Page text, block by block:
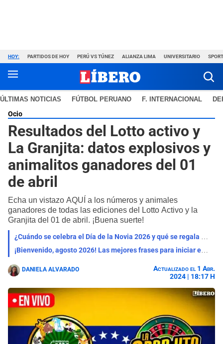
HOY: PARTIDOS DE HOY PERÚ VS TÚNEZ ALIANZA LIMA UNIVERSITARIO
ÚLTIMAS NOTICIAS FÚTBOL PERUANO F. INTERNACIONAL
Ocio
Resultados del Lotto activo y
La Granjita: datos explosivos y
animalitos ganadores del 01
de abril
Echa un vistazo AQUÍ a los números y animales
ganadores de todas las ediciones del Lotto Activo y la
Granjita del 01 de abril. ¡Buena suerte!
¿Cuándo se celebra el Día de la Novia 2026 y qué se regala en esta fecha especial?
¡Bienvenido, agosto 2026! Las mejores frases para iniciar este nuevo mes con entusiasmo e inspiración
DANIELA ALVARADO
Actualizado el 1 Abr.
2024 | 18:17 H